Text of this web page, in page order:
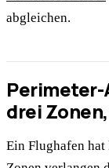
abgleichen.
drei
Ein Flughafen